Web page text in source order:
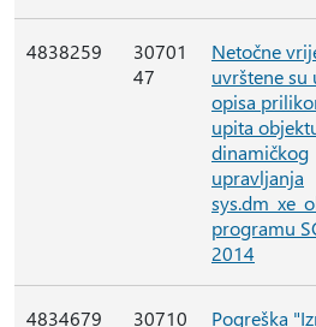
4838259
30701
47
Netočne
uvrštene su
opisa
upita
dinamičkog
upravljanja
programu
2014
4834679 30710 Pogreška